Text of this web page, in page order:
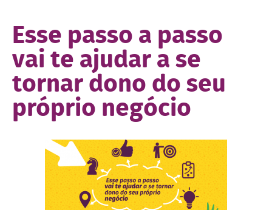
Esse passo a passo
vai te ajudar a se
tornar dono do seu
próprio negócio